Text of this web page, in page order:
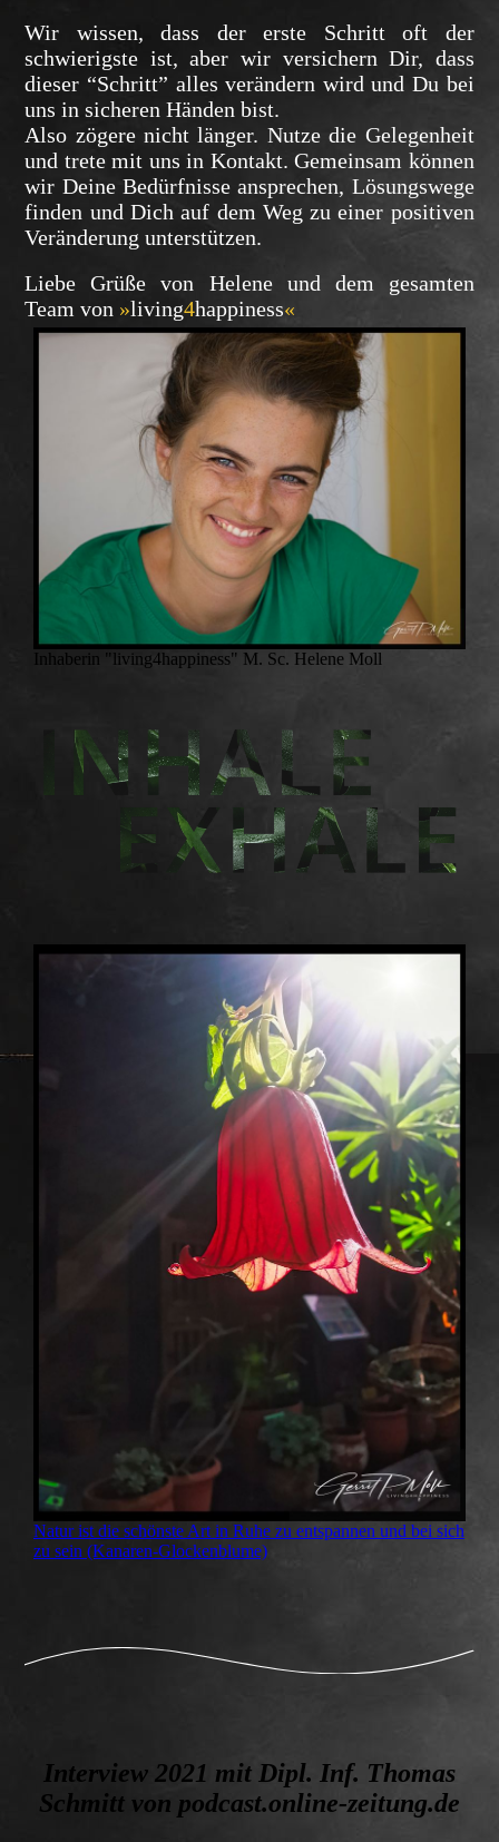
Wir wissen, dass der erste Schritt oft der
schwierigste ist, aber wir versichern Dir, dass
dieser “Schritt” alles verändern wird und Du bei
uns in sicheren Händen bist.
Also zögere nicht länger. Nutze die Gelegenheit
und trete mit uns in Kontakt. Gemeinsam können
wir Deine Bedürfnisse ansprechen, Lösungswege
finden und Dich auf dem Weg zu einer positiven
Veränderung unterstützen.
Liebe Grüße von Helene und dem gesamten
Team von »living4happiness«
Inhaberin "living4happiness" M. Sc. Helene Moll
Natur ist die schönste Art in Ruhe zu entspannen und bei sich
zu sein (Kanaren-Glockenblume)
Interview 2021 mit Dipl. Inf. Thomas
Schmitt von podcast.online-zeitung.de